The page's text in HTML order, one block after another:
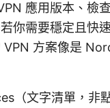
應用版本、檢
你需要穩定且快
VPN 方案像是
（文字清單，非點